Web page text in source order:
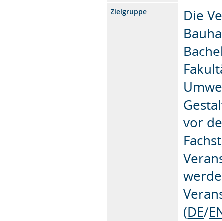
Zielgruppe
Die
vor
(DE/